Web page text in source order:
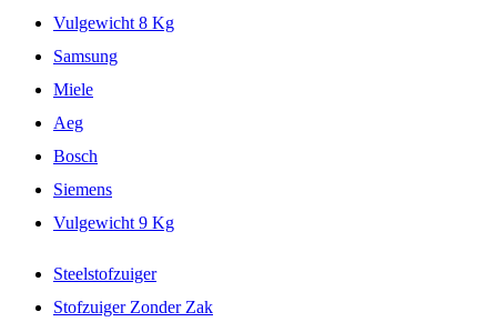
Vulgewicht 8 Kg
Samsung
Miele
Aeg
Bosch
Siemens
Vulgewicht 9 Kg
Steelstofzuiger
Stofzuiger Zonder Zak